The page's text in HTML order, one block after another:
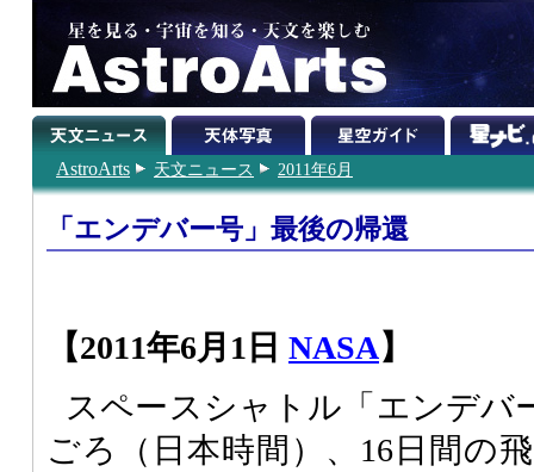
AstroArts 天文ニュース 2011年6月
「エンデバー号」最後の帰還
【2011年6月1日 NASA】
スペースシャトル「エンデバ
ごろ（日本時間）、16日間の